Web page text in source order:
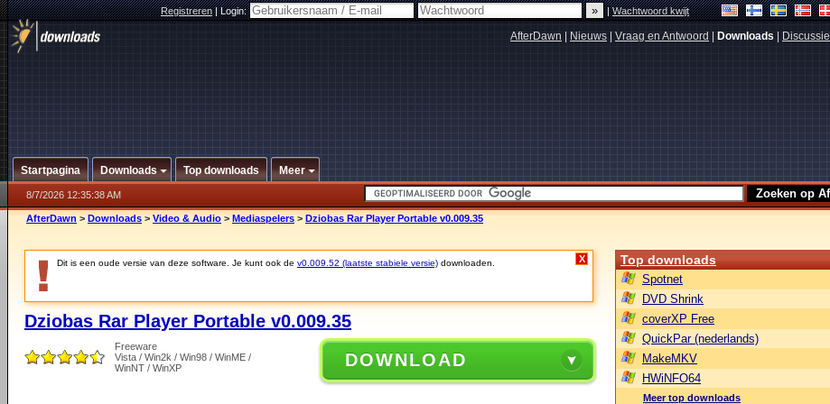
Registreren|Login: |Wachtwoord kwijt
AfterDawn Nieuws Vraag en Antwoord Downloads Discussie
Startpagina Downloads Top downloads Meer
8/7/2026 12:35:38 AM
AfterDawn > Downloads > Video & Audio > Mediaspelers > Dziobas Rar Player Portable v0.009.35
Dit is een oude versie van deze software. Je kunt ook de v0.009.52 (laatste stabiele versie) downloaden. X
Dziobas Rar Player Portable v0.009.35
Freeware
Vista / Win2k / Win98 / WinME /
WinNT / WinXP
DOWNLOAD
Top downloads
Spotnet
DVD Shrink
coverXP Free
QuickPar (nederlands)
MakeMKV
HWiNFO64
Meer top downloads